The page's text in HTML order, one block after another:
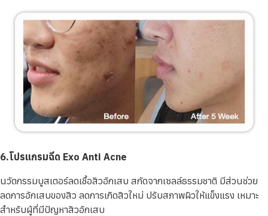
6.โปรแกรมฉีด Exo Anti Acne
นวัตกรรมบูสเตอร์ลดเชื้อสิวอักเสบ สกัดจากเซลล์ธรรมชาติ มีส่วนช่วย
ลดการอักเสบของสิว ลดการเกิดสิวใหม่ ปรับสภาพผิวให้แข็งแรง เหมาะ
สำหรับผู้ที่มีปัญหาสิวอักเสบ